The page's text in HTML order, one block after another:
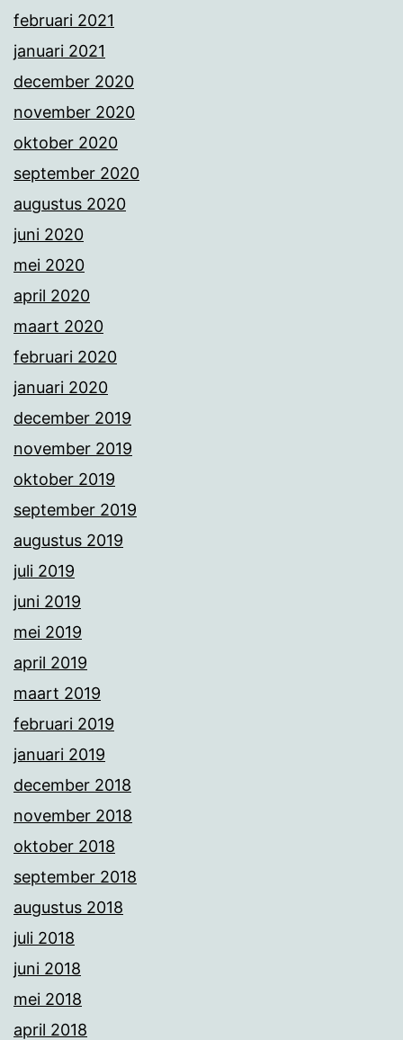
februari 2021
januari 2021
december 2020
november 2020
oktober 2020
september 2020
augustus 2020
juni 2020
mei 2020
april 2020
maart 2020
februari 2020
januari 2020
december 2019
november 2019
oktober 2019
september 2019
augustus 2019
juli 2019
juni 2019
mei 2019
april 2019
maart 2019
februari 2019
januari 2019
december 2018
november 2018
oktober 2018
september 2018
augustus 2018
juli 2018
juni 2018
mei 2018
april 2018